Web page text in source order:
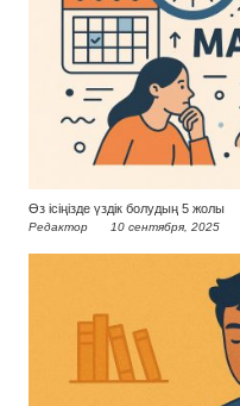
Өз ісіңізде үздік болудың 5 жолы
Редактор 10 сентября, 2025